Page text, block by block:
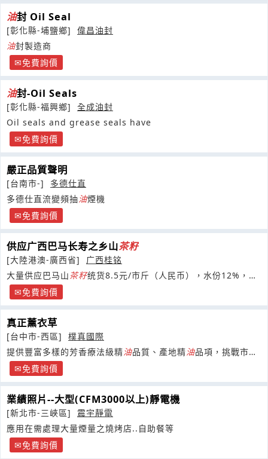
油封 Oil Seal
[彰化縣-埔鹽鄉]
偉昌油封
油封製造商
免費詢價
油封-Oil Seals
[彰化縣-福興鄉]
全成油封
Oil seals and grease seals have
免費詢價
嚴正品質聲明
[台南市-]
多德仕直
多德仕直流變頻抽油煙機
免費詢價
供应广西巴马长寿之乡山茶籽
[大陸港澳-廣西省]
广西桂铭
大量供应巴马山茶籽统货8.5元/市斤（人民币），水份12%，含
油量34-35%，出油率28%。
免費詢價
真正薰衣草
[台中市-西區]
樸真國際
提供豐富多樣的芳香療法級精油品質、產地精油品項，挑戰市場
的最低價！
免費詢價
業績照片--大型(CFM3000以上)靜電機
[新北市-三峽區]
震宇靜電
應用在需處理大量煙量之燒烤店..自助餐等
免費詢價